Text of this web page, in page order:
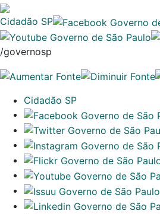
Cidadão SP
/governosp
Cidadão SP